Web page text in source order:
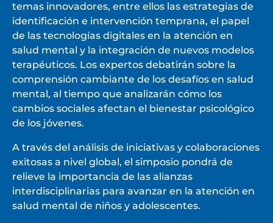
temas innovadores, entre ellos las estrategias de
identificación e intervención temprana, el papel
de las tecnologías digitales en la atención en
salud mental y la integración de nuevos modelos
terapéuticos. Los expertos debatirán sobre la
comprensión cambiante de los desafíos en salud
mental, al tiempo que analizarán cómo los
cambios sociales afectan el bienestar psicológico
de los jóvenes.
A través del análisis de iniciativas y colaboraciones
exitosas a nivel global, el simposio pondrá de
relieve la importancia de las alianzas
interdisciplinarias para avanzar en la atención en
salud mental de niños y adolescentes.